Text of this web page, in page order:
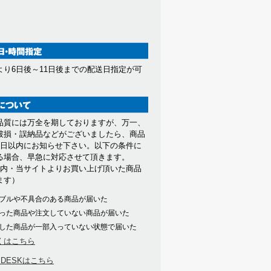
り6日後～11日後までの配送日指定が可
質には万全を期しておりますが、万一、
損・誤納品などがございましたら、商品
以内にお知らせ下さい。以下の条件に
場合、早急に対応させて頂きます。
・当サイトよりお買い上げ頂いた商品
）
ルや不具合のある商品が届いた
た商品や注文していない商品が届いた
た商品が一部入っていない状態で届いた
こちら
はこちら